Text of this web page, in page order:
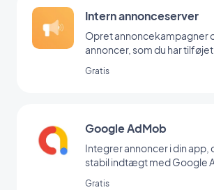
Intern annonceserver
Opret annoncekampagner
annoncer, som du har
Gratis
Google AdMob
Integrer annoncer i din app,
stabil indtægt med Google
Gratis